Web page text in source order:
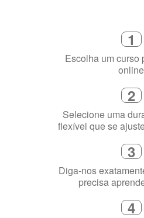
1
Escolha um curso
online
2
Selecione uma
flexível que se
3
Diga-nos
precisa
4